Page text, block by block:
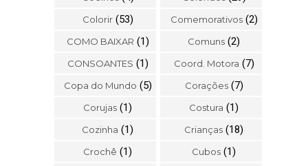
Colorir (53) Comemorativos (2)
COMO BAIXAR (1) Comuns (2)
CONSOANTES (1) Coord. Motora (7)
Copa do Mundo (5) Corações (7)
Corujas (1) Costura (1)
Cozinha (1) Crianças (18)
Crochê (1) Cubos (1)